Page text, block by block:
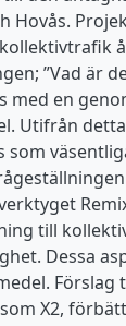
Hovås.
”Vad är
med en
Utifrån
till
Dessa
X2,